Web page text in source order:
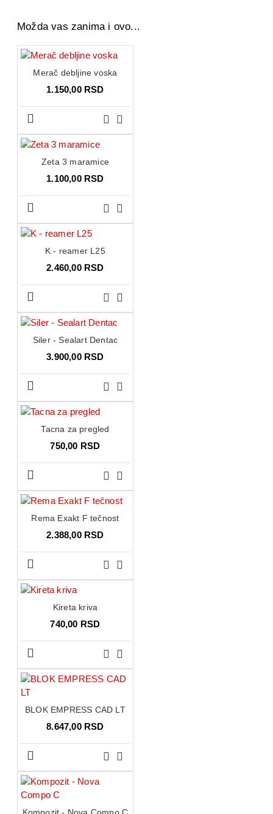
Možda vas zanima i ovo...
Merač debljine voska
1.150,00 RSD
Zeta 3 maramice
1.100,00 RSD
K - reamer L25
2.460,00 RSD
Siler - Sealart Dentac
3.900,00 RSD
Tacna za pregled
750,00 RSD
Rema Exakt F tečnost
2.388,00 RSD
Kireta kriva
740,00 RSD
BLOK EMPRESS CAD LT
8.647,00 RSD